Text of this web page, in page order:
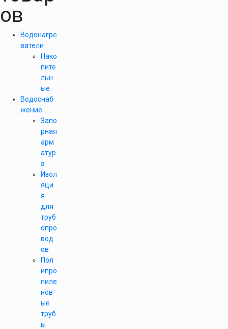
ов
Водонагре
ватели
Нако
пите
льн
ые
Водоснаб
жение
Запо
рная
арм
атур
а
Изол
яци
я
для
труб
опро
вод
ов
Пол
ипро
пиле
нов
ые
труб
ы